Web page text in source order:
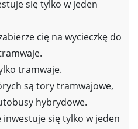
się tylko w jeden
cię na wycieczkę do
tramwaje.
są tory tramwajowe,
hybrydowe.
inwestuje się tylko w jeden